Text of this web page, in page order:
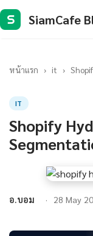
S SiamCafe
หน้าแรก › it ›
IT
Shopify
อ.บอม 28 May